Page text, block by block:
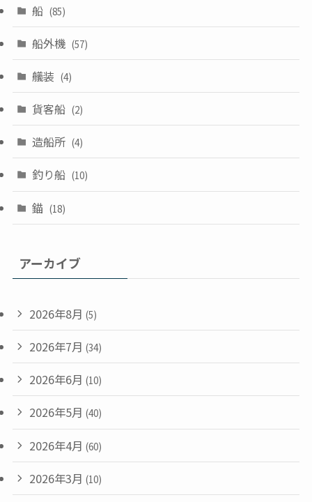
船 (85)
船外機 (57)
艤装 (4)
貨客船 (2)
造船所 (4)
釣り船 (10)
錨 (18)
アーカイブ
2026年8月 (5)
2026年7月 (34)
2026年6月 (10)
2026年5月 (40)
2026年4月 (60)
2026年3月 (10)